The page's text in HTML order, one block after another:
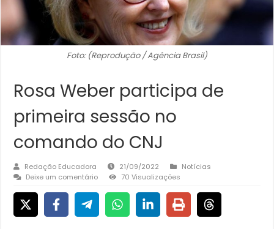
Foto: (Reprodução / Agência Brasil)
Rosa Weber participa de
primeira sessão no
comando do CNJ
Redação Educadora 21/09/2022
Notícias
Deixe um comentário
70 Visualizações